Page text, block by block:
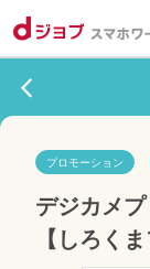
プロモーション
デジカメ
【しろくま